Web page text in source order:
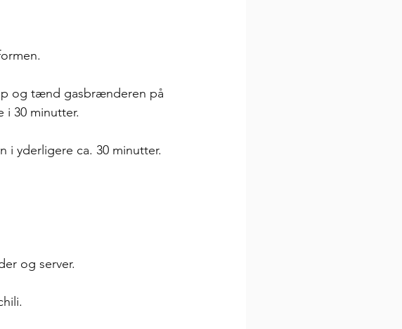
og tænd gasbrænderen på
i 30 minutter.
yderligere ca. 30 minutter.
og server.